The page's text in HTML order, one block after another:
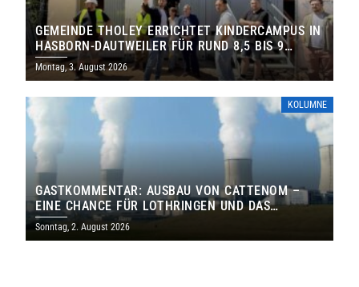
GEMEINDE THOLEY ERRICHTET KINDERCAMPUS IN
HASBORN-DAUTWEILER FÜR RUND 8,5 BIS 9
MILLIONEN EURO
Montag, 3. August 2026
KOLUMNE
GASTKOMMENTAR: AUSBAU VON CATTENOM –
EINE CHANCE FÜR LOTHRINGEN UND DAS
SAARLAND
Sonntag, 2. August 2026